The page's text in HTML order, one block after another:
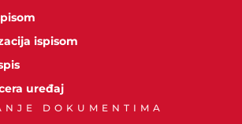
ispisom
uređaj
DOKUMENTIMA